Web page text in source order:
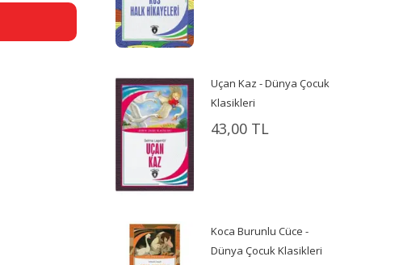
Uçan Kaz - Dünya Çocuk
Klasikleri
43,00 TL
Koca Burunlu Cüce -
Dünya Çocuk Klasikleri